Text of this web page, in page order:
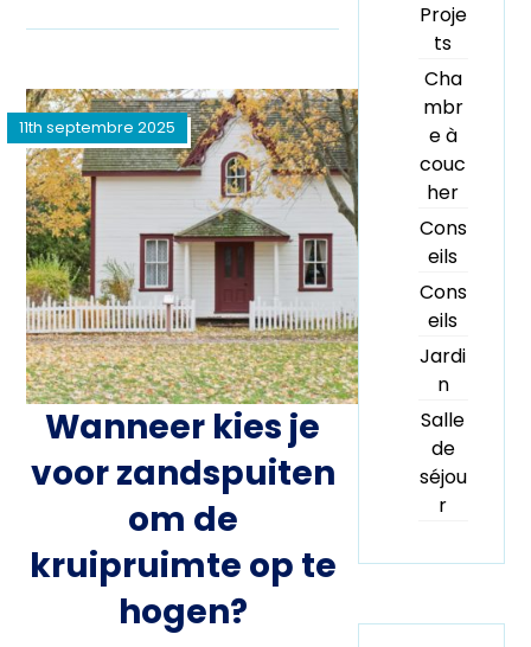
Wanneer kies je
voor zandspuiten
om de
kruipruimte op te
hogen?
11th septembre 2025
Proje
ts
Cha
mbr
e à
couc
her
Cons
eils
Cons
eils
Jardi
n
Salle
de
séjou
r